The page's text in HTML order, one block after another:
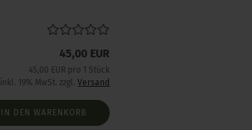
45,00 EUR
45,00 EUR pro 1 Stück
inkl. 19% MwSt. zzgl.Versand
IN DEN WARENKORB